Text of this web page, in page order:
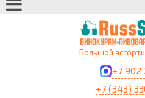
Большой
+7 902
+7 (343)